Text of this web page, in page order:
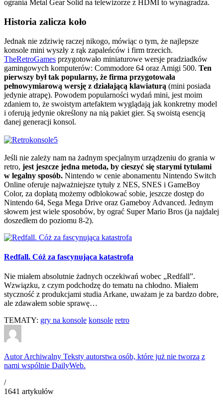
ogrania Metal Gear Solid na telewizorze z HDMI to wynagradza.
Historia zalicza koło
Jednak nie zdziwię raczej nikogo, mówiąc o tym, że najlepsze
konsole mini wyszły z rąk zapaleńców i firm trzecich.
TheRetroGames przygotowało miniaturowe wersje pradziadków
gamingowych komputerów: Commodore 64 oraz Amigi 500. Ten
pierwszy był tak popularny, że firma przygotowała
pełnowymiarową wersję z działającą klawiaturą (mini posiada
jedynie atrapę). Powodem popularności wydań mini, jest moim
zdaniem to, że swoistym artefaktem wyglądają jak konkretny model
i oferują jedynie określony na nią pakiet gier. Są swoistą esencją
danej generacji konsol.
Jeśli nie zależy nam na żadnym specjalnym urządzeniu do grania w
retro, jest jeszcze jedna metoda, by cieszyć się starymi tytułami
w legalny sposób. Nintendo w cenie abonamentu Nintendo Switch
Online oferuje najważniejsze tytuły z NES, SNES i GameBoy
Color, za dopłatą możemy odblokować sobie, jeszcze dostęp do
Nintendo 64, Sega Mega Drive oraz Gameboy Advanced. Jednym
słowem jest wiele sposobów, by ograć Super Mario Bros (ja najdalej
doszedłem do poziomu 8-2).
Redfall. Cóż za fascynująca katastrofa
Nie miałem absolutnie żadnych oczekiwań wobec „Redfall”.
Wzwiązku, z czym podchodzę do tematu na chłodno. Miałem
styczność z produkcjami studia Arkane, uważam je za bardzo dobre,
ale zdawałem sobie sprawę…
TEMATY: gry na konsole konsole retro
Autor Archiwalny Teksty autorstwa osób, które już nie tworzą z
nami wspólnie DailyWeb.
/
1641 artykułów